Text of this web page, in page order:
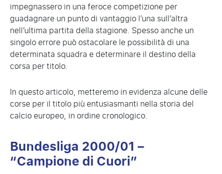
impegnassero in una feroce competizione per
guadagnare un punto di vantaggio l’una sull’altra
nell’ultima partita della stagione. Spesso anche un
singolo errore può ostacolare le possibilità di una
determinata squadra e determinare il destino della
corsa per titolo.
In questo articolo, metteremo in evidenza alcune delle
corse per il titolo più entusiasmanti nella storia del
calcio europeo, in ordine cronologico.
Bundesliga 2000/01 –
“Campione di Cuori”